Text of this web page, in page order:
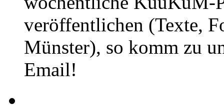
veröffentlichen (Texte,
Münster), so komm zu
Email!